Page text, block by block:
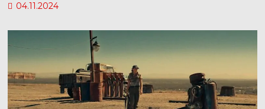
04.11.2024